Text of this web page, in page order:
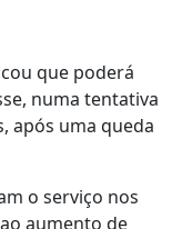
que poderá
numa tentativa
após uma queda
o serviço nos
aumento de